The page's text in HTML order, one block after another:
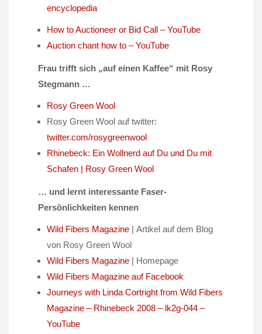
encyclopedia
How to Auctioneer or Bid Call – YouTube
Auction chant how to – YouTube
Frau trifft sich „auf einen Kaffee“ mit Rosy
Stegmann …
Rosy Green Wool
Rosy Green Wool auf twitter:
twitter.com/rosygreenwool
Rhinebeck: Ein Wollnerd auf Du und Du mit
Schafen | Rosy Green Wool
… und lernt interessante Faser-
Persönlichkeiten kennen
Wild Fibers Magazine | Artikel auf dem Blog
von Rosy Green Wool
Wild Fibers Magazine | Homepage
Wild Fibers Magazine auf Facebook
Journeys with Linda Cortright from Wild Fibers
Magazine – Rhinebeck 2008 – lk2g-044 –
YouTube